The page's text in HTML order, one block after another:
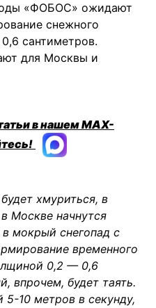
«ФОБОС» ожидают
снежного
сантиметров.
для Москвы и
в нашем MAX-
хмуриться, в
Москве начнутся
мокрый снегопад с
временного
0,2 — 0,6
впрочем, будет таять.
10 метров в секунду,